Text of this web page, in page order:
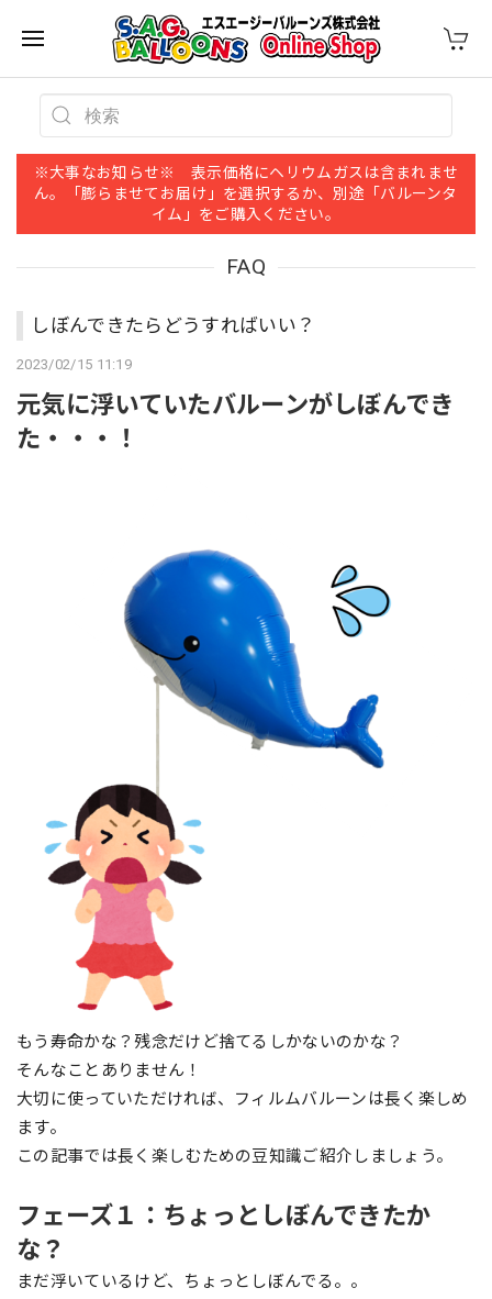
※大事なお知らせ※ 表示価格にヘリウムガスは含まれませ
ん。「膨らませてお届け」を選択するか、別途「バルーンタ
イム」をご購入ください。
FAQ
しぼんできたらどうすればいい？
2023/02/15 11:19
元気に浮いていたバルーンがしぼんでき
た・・・！
もう寿命かな？残念だけど捨てるしかないのかな？
そんなことありません！
大切に使っていただければ、フィルムバルーンは長く楽しめ
ます。
この記事では長く楽しむための豆知識ご紹介しましょう。
フェーズ１：ちょっとしぼんできたか
な？
まだ浮いているけど、ちょっとしぼんでる。。